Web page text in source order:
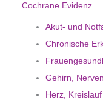
Cochrane Evidenz
Akut- und
Chronische
Gehirn,
Herz,